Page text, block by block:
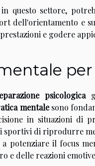
questo settore,
dell'orientamento e
e godere
psicologica
mentalesono
in situazioni di
sportivi di riprodurre
potenziare il focus
e delle reazioni